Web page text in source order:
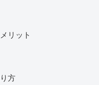
リット
方